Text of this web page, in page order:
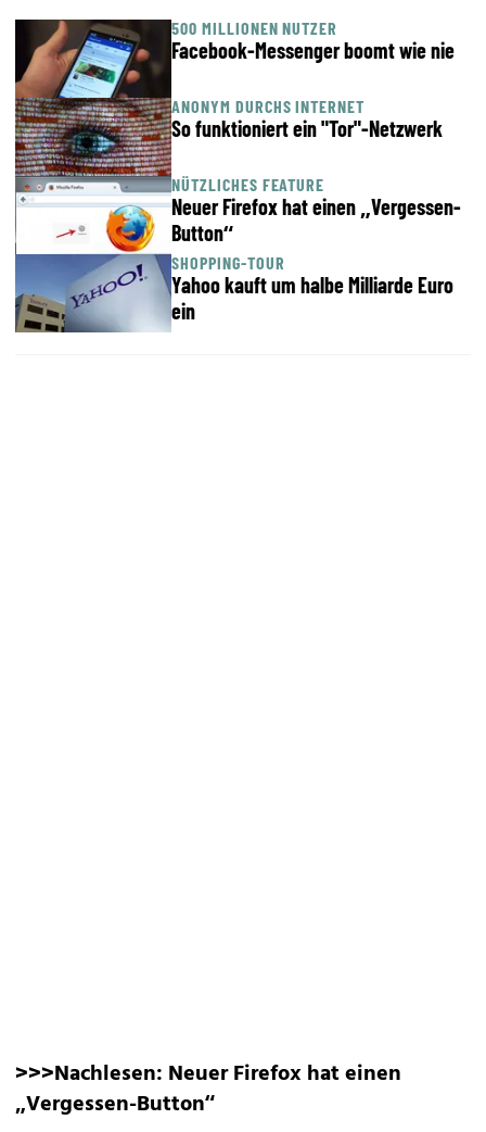
500 MILLIONEN NUTZER
Facebook-Messenger boomt wie nie
ANONYM DURCHS INTERNET
So funktioniert ein "Tor"-Netzwerk
NÜTZLICHES FEATURE
Neuer Firefox hat einen „Vergessen-
Button“
SHOPPING-TOUR
Yahoo kauft um halbe Milliarde Euro
ein
>>>Nachlesen: Neuer Firefox hat einen
„Vergessen-Button“